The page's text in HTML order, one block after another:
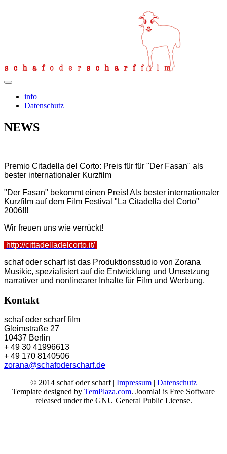
info
Datenschutz
NEWS
Premio Citadella del Corto: Preis für für "Der Fasan" als
bester internationaler Kurzfilm
"Der Fasan" bekommt einen Preis! Als bester internationaler
Kurzfilm auf dem Film Festival "La Citadella del Corto"
2006!!!
Wir freuen uns wie verrückt!
http://cittadelladelcorto.it/
schaf oder scharf ist das Produktionsstudio von Zorana
Musikic, spezialisiert auf die Entwicklung und Umsetzung
narrativer und nonlinearer Inhalte für Film und Werbung.
Kontakt
schaf oder scharf film
Gleimstraße 27
10437 Berlin
+ 49 30 41996613
+ 49 170 8140506
zorana@schafoderscharf.de
© 2014 schaf oder scharf | Impressum | Datenschutz
Template designed by TemPlaza.com. Joomla! is Free Software
released under the GNU General Public License.